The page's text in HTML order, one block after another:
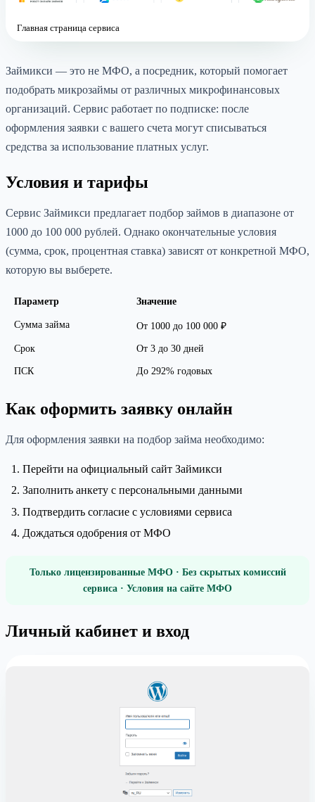
Главная страница сервиса
Займикси — это не МФО, а посредник, который помогает
подобрать микрозаймы от различных микрофинансовых
организаций. Сервис работает по подписке: после
оформления заявки с вашего счета могут списываться
средства за использование платных услуг.
Условия и тарифы
Сервис Займикси предлагает подбор займов в диапазоне от
1000 до 100 000 рублей. Однако окончательные условия
(сумма, срок, процентная ставка) зависят от конкретной МФО,
которую вы выберете.
Параметр Значение
Сумма займа От 1000 до 100 000 ₽
Срок От 3 до 30 дней
ПСК До 292% годовых
Как оформить заявку онлайн
Для оформления заявки на подбор займа необходимо:
Перейти на официальный сайт Займикси
Заполнить анкету с персональными данными
Подтвердить согласие с условиями сервиса
Дождаться одобрения от МФО
Только лицензированные МФО · Без скрытых комиссий
сервиса · Условия на сайте МФО
Личный кабинет и вход